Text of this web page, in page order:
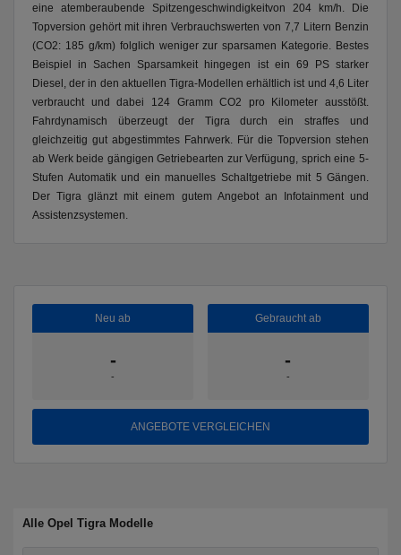
eine atemberaubende Spitzengeschwindigkeitvon 204 km/h. Die
Topversion gehört mit ihren Verbrauchswerten von 7,7 Litern Benzin
(CO2: 185 g/km) folglich weniger zur sparsamen Kategorie. Bestes
Beispiel in Sachen Sparsamkeit hingegen ist ein 69 PS starker
Diesel, der in den aktuellen Tigra-Modellen erhältlich ist und 4,6 Liter
verbraucht und dabei 124 Gramm CO2 pro Kilometer ausstößt.
Fahrdynamisch überzeugt der Tigra durch ein straffes und
gleichzeitig gut abgestimmtes Fahrwerk. Für die Topversion stehen
ab Werk beide gängigen Getriebearten zur Verfügung, sprich eine 5-
Stufen Automatik und ein manuelles Schaltgetriebe mit 5 Gängen.
Der Tigra glänzt mit einem gutem Angebot an Infotainment und
Assistenzsystemen.
Neu ab
-
-
Gebraucht ab
-
-
ANGEBOTE VERGLEICHEN
Alle Opel Tigra Modelle